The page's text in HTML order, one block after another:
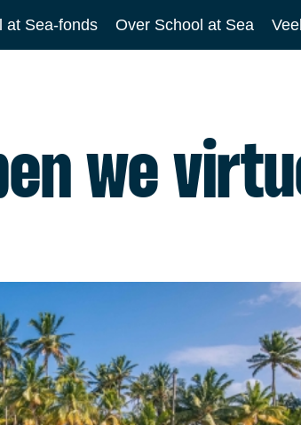
at Sea-fonds Over School at Sea
we